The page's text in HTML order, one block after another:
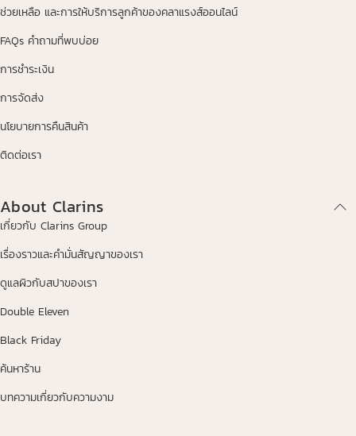
ช่วยเหลือ และการให้บริการลูกค้าของคลาแรงส์ออนไลน์
FAQs คำถามที่พบบ่อย
การชำระเงิน
การจัดส่ง
นโยบายการคืนสินค้า
ติดต่อเรา
About Clarins
เกี่ยวกับ Clarins Group
เรื่องราวและคำมั่นสัญญาของเรา
ดูแลผิวกับสปาของเรา
Double Eleven
Black Friday
ค้นหาร้าน
บทความเกี่ยวกับความงาม